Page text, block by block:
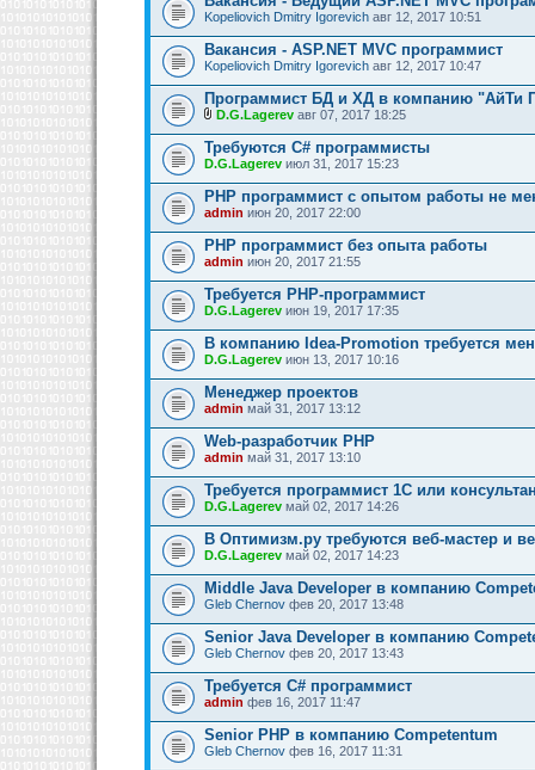
Kopeliovich Dmitry Igorevich авг 12, 2017 10:51
Вакансия - ASP.NET MVC программист
Kopeliovich Dmitry Igorevich авг 12, 2017 10:47
Программист БД и ХД в компанию "АйТи
D.G.Lagerev авг 07, 2017 18:25
Требуются C# программисты
D.G.Lagerev июл 31, 2017 15:23
PHP программист с опытом работы не
admin июн 20, 2017 22:00
PHP программист без опыта работы
admin июн 20, 2017 21:55
Требуется PHP-программист
D.G.Lagerev июн 19, 2017 17:35
В компанию Idea-Promotion требуется
D.G.Lagerev июн 13, 2017 10:16
Менеджер проектов
admin май 31, 2017 13:12
Web-разработчик PHP
admin май 31, 2017 13:10
Требуется программист 1C или
D.G.Lagerev май 02, 2017 14:26
В Оптимизм.ру требуются веб-мастер и
D.G.Lagerev май 02, 2017 14:23
Middle Java Developer в компанию
Gleb Chernov фев 20, 2017 13:48
Senior Java Developer в компанию
Gleb Chernov фев 20, 2017 13:43
Требуется C# программист
admin фев 16, 2017 11:47
Senior PHP в компанию Competentum
Gleb Chernov фев 16, 2017 11:31